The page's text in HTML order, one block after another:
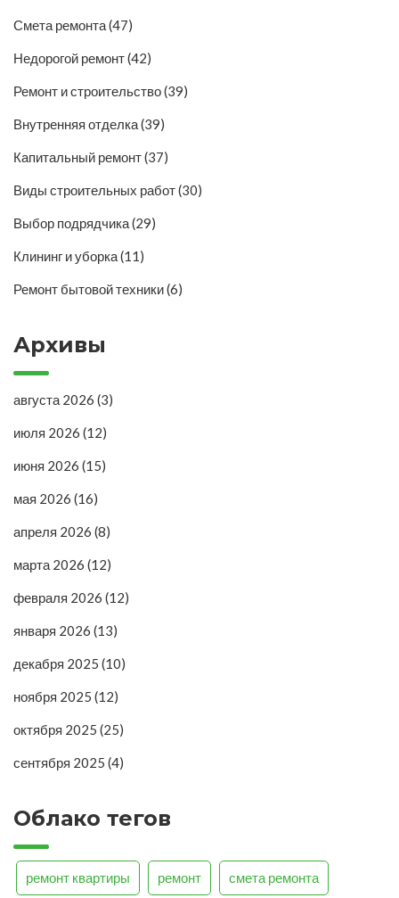
Смета ремонта(47)
Недорогой ремонт(42)
Ремонт и строительство(39)
Внутренняя отделка(39)
Капитальный ремонт(37)
Виды строительных работ(30)
Выбор подрядчика(29)
Клининг и уборка(11)
Ремонт бытовой техники(6)
Архивы
августа 2026 (3)
июля 2026 (12)
июня 2026 (15)
мая 2026 (16)
апреля 2026 (8)
марта 2026 (12)
февраля 2026 (12)
января 2026 (13)
декабря 2025 (10)
ноября 2025 (12)
октября 2025 (25)
сентября 2025 (4)
Облако тегов
ремонт квартиры ремонт смета ремонта